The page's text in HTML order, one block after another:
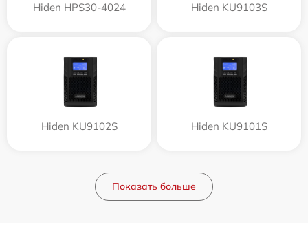
Hiden HPS30-4024 Hiden KU9103S
Hiden KU9102S Hiden KU9101S
Показать больше